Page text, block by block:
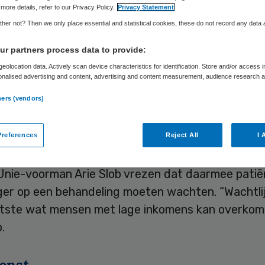
Skipr Redactie 4 september 2012,20:08
en ChristenUnie maken zich grote zorgen dat
de PvdA voor de zorg de wachtlijsten weer
dinsdagavond tijdens het lijsttrekkersdebat in
wil het marktdenken in de zorg terugdringen en
voorman Arie Slob vrezen dat daarmee
op een behandeling moeten wachten.
wat mensen met lage inkomens kan
details, refer to our Privacy Policy. Privacy Statement
not? Then we only place essential and statistical cookies, these do not record any data
partners process data to provide:
data. Actively scan device characteristics for identification. Store and/or access
advertising and content, advertising and content measurement, audience research
(vendors)
Reject All I